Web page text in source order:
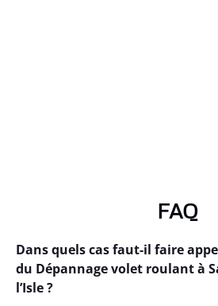
FAQ
Dans quels cas faut-il faire
du Dépannage volet roulant à
l’Isle ?